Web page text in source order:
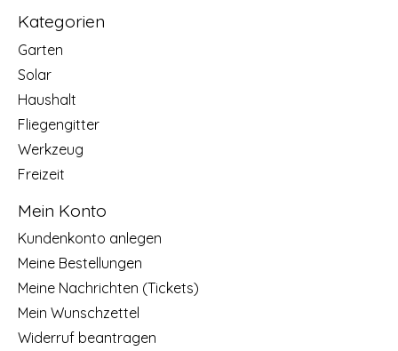
Kategorien
Garten
Solar
Haushalt
Fliegengitter
Werkzeug
Freizeit
Mein Konto
Kundenkonto anlegen
Meine Bestellungen
Meine Nachrichten (Tickets)
Mein Wunschzettel
Widerruf beantragen